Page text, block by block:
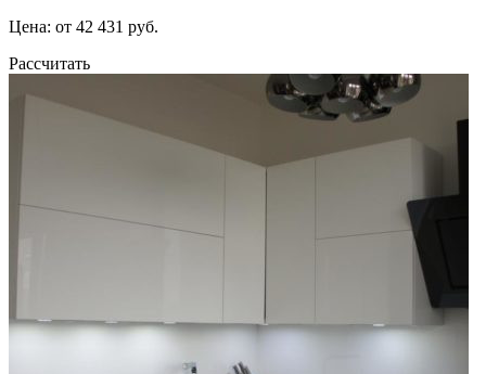
Цена: от 42 431 руб.
Рассчитать